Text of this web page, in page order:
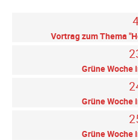
Vortrag zum Thema
Grüne Woche
Grüne Woche
Grüne Woche